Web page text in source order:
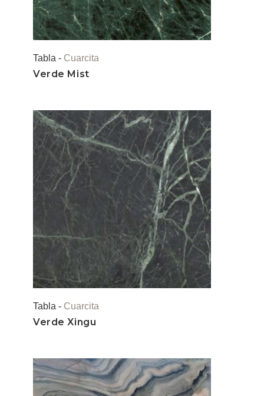
Tabla - Cuarcita
Verde Mist
Tabla - Cuarcita
Verde Xingu